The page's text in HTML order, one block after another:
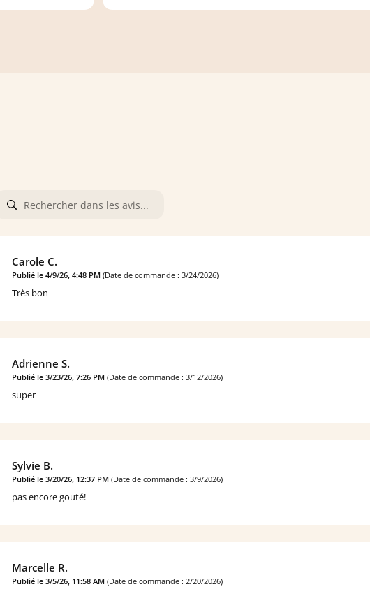
Carole C.
Publié le 4/9/26, 4:48 PM (Date de commande : 3/24/2026)
Très bon
Adrienne S.
Publié le 3/23/26, 7:26 PM (Date de commande : 3/12/2026)
super
Sylvie B.
Publié le 3/20/26, 12:37 PM (Date de commande : 3/9/2026)
pas encore gouté!
Marcelle R.
Publié le 3/5/26, 11:58 AM (Date de commande : 2/20/2026)